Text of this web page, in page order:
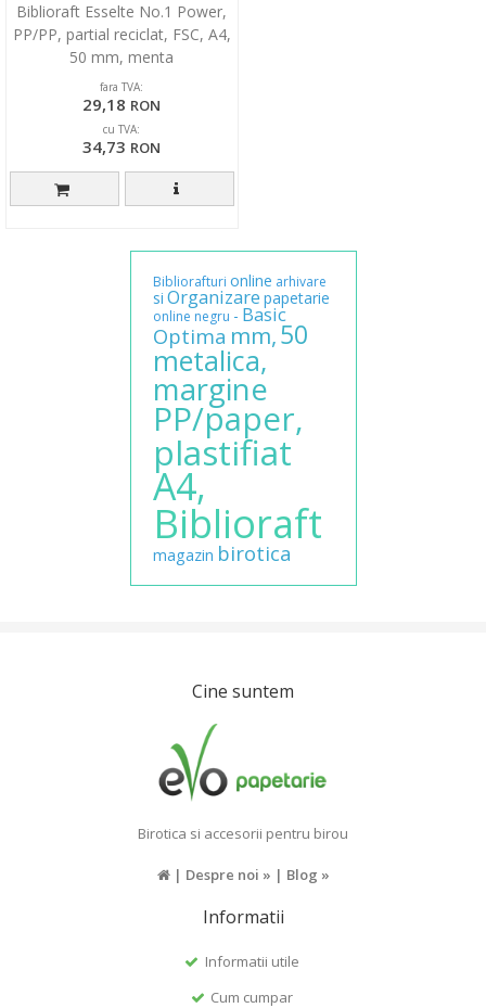
Biblioraft Esselte No.1 Power,
PP/PP, partial reciclat, FSC, A4,
50 mm, menta
fara TVA:
29,18 RON
cu TVA:
34,73 RON
Bibliorafturi online arhivare
si Organizare papetarie
online negru - Basic
Optima mm,50
metalica,
margine
PP/paper,
plastifiat
A4,
Biblioraft
magazin birotica
Cine suntem
Birotica si accesorii pentru birou
| Despre noi » | Blog »
Informatii
Informatii utile
Cum cumpar